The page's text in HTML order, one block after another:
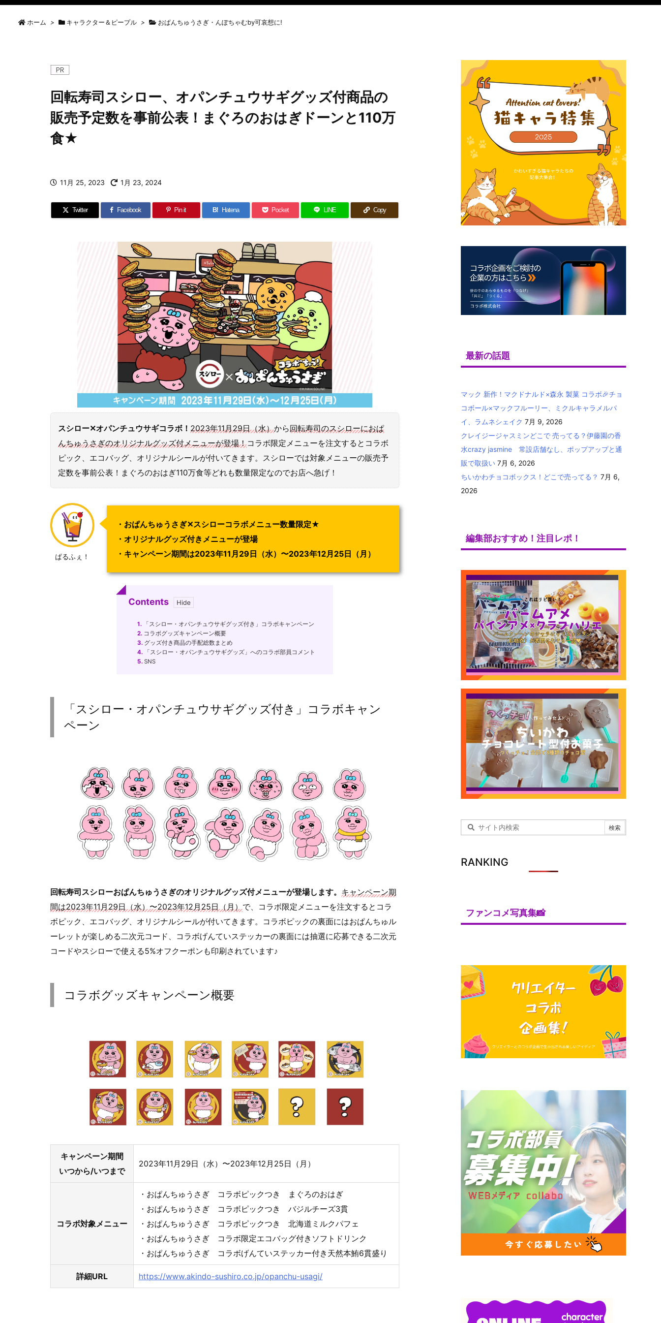
ホーム > キャラクター＆ピープル > おぱんちゅうさぎ・んぽちゃむby可哀想に!
回転寿司スシロー、オパンチュウサギグッズ付商品の
販売予定数を事前公表！まぐろのおはぎドーンと110万
食★
11月 25, 2023 1月 23, 2024
Twitter Facebook Pin it B! Hatena Pocket LINE Copy
スシロー✕オパンチュウサギコラボ！ 2023年11月29日（水）から回転寿司のスシローにおぱ
んちゅうさぎのオリジナルグッズ付メニューが登場！コラボ限定メニューを注文するとコラボ
ピック、エコバッグ、オリジナルシールが付いてきます。スシローでは対象メニューの販売予
定数を事前公表！まぐろのおはぎ110万食等どれも数量限定なのでお店へ急げ！
ぱるふぇ！
・おぱんちゅうさぎ✕スシローコラボメニュー数量限定★
・オリジナルグッズ付きメニューが登場
・キャンペーン期間は2023年11月29日（水）〜2023年12月25日（月）
Contents
1. 「スシロー・オパンチュウサギグッズ付き」コラボキャンペーン
2. コラボグッズキャンペーン概要
3. グッズ付き商品の手配総数まとめ
4. 「スシロー・オパンチュウサギグッズ」へのコラボ部員コメント
5. SNS
「スシロー・オパンチュウサギグッズ付き」コラボキャン
ペーン
回転寿司スシローおぱんちゅうさぎのオリジナルグッズ付メニューが登場します。 キャンペーン期
間は2023年11月29日（水）〜2023年12月25日（月）で、コラボ限定メニューを注文するとコラ
ボピック、エコバッグ、オリジナルシールが付いてきます。コラボピックの裏面にはおぱんちゅル
ーレットが楽しめる二次元コード、コラボげんていステッカーの裏面には抽選に応募できる二次元
コードやスシローで使える5%オフクーポンも印刷されています♪
コラボグッズキャンペーン概要
キャンペーン期間
いつから/いつまで
2023年11月29日（水）〜2023年12月25日（月）
コラボ対象メニュー
・おぱんちゅうさぎ コラボピックつき まぐろのおはぎ
・おぱんちゅうさぎ コラボピックつき バジルチーズ3貫
・おぱんちゅうさぎ コラボピックつき 北海道ミルクパフェ
・おぱんちゅうさぎ コラボ限定エコバッグ付きソフトドリンク
・おぱんちゅうさぎ コラボげんていステッカー付き天然本鮪6貫盛り
詳細URL https://www.akindo-sushiro.co.jp/opanchu-usagi/
最新の話題
マック 新作！マクドナルド×森永 製菓 コラボ🎉チョ
コボール×マックフルーリー、ミクルキャラメルパ
イ、ラムネシェイク 7月 9, 2026
クレイジージャスミンどこで 売ってる？伊藤園の香
水crazy jasmine 常設店舗なし、ポップアップと通
販で取扱い 7月 6, 2026
ちいかわチョコボックス！どこで売ってる？ 7月 6,
2026
編集部おすすめ！注目レポ！
RANKING
ファンコメ写真集📸